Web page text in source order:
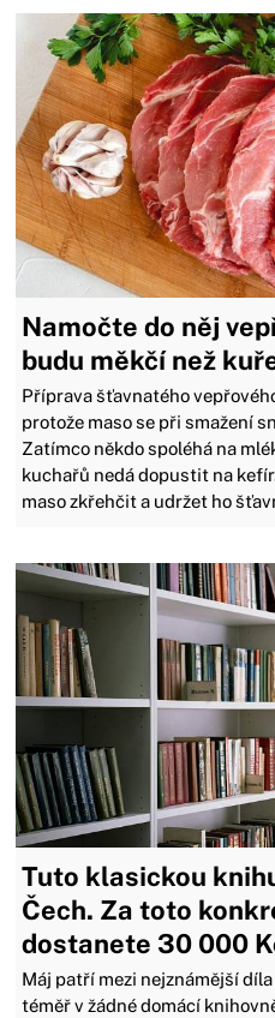
Namočte do něj
budu měkčí než
Příprava šťavnatého
protože maso se při smažení
Zatímco někdo spoléhá na
kuchařů nedá dopustit na
maso zkřehčit a udržet ho
Tuto klasickou
Čech. Za toto
dostanete 30 000
Máj patří mezi nejznámější
téměř v žádné domácí